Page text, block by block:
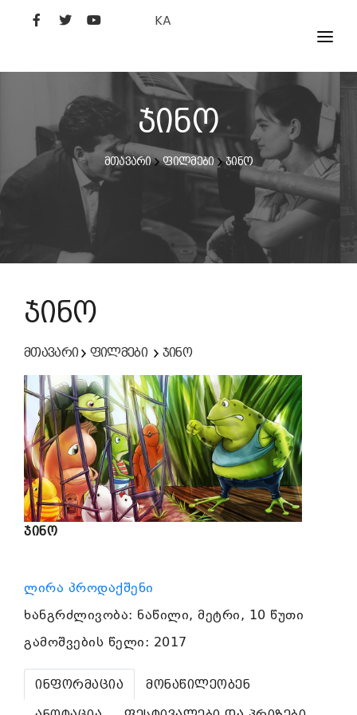
KA
ᲤᲘᲚᲛᲔᲑᲘ
ᲮᲔᲚᲝᲕᲐᲜᲘ
ᲙᲘᲜᲝᲡᲢᲣᲓᲘᲐ
ᲙᲘᲜᲝᲐᲙᲐᲓᲔᲛᲘᲐ
ჯინო
მთავარი ფილმები ჯინო
ჯინო
მთავარი ფილმები ჯინო
ჯინო
ლირა პროდაქშენი
ხანგრძლივობა: ნაწილი, მეტრი, 10 წუთი
გამოშვების წელი: 2017
ინფორმაცია
მონაწილეობენ